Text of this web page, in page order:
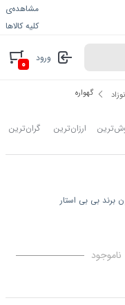
مشاهده‌ی
کلیه کالاها
ورود ۰
گهواره
ارزان‌ترین گران‌ترین
برند بی بی استار
ناموجود